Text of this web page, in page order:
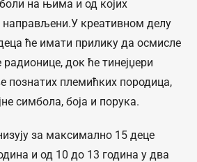
на њима и од којих
направљени.У креативном делу
ће имати прилику да осмисле
док ће тинејџери
познатих племићких породица,
симбола, боја и порука.
за максимално 15 деце
и од 10 до 13 година у два